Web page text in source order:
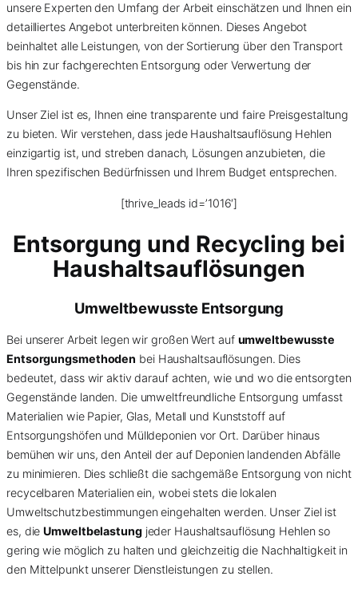
unsere Experten den Umfang der Arbeit einschätzen und Ihnen ein
detailliertes Angebot unterbreiten können. Dieses Angebot
beinhaltet alle Leistungen, von der Sortierung über den Transport
bis hin zur fachgerechten Entsorgung oder Verwertung der
Gegenstände.
Unser Ziel ist es, Ihnen eine transparente und faire Preisgestaltung
zu bieten. Wir verstehen, dass jede Haushaltsauflösung Hehlen
einzigartig ist, und streben danach, Lösungen anzubieten, die
Ihren spezifischen Bedürfnissen und Ihrem Budget entsprechen.
[thrive_leads id=’1016′]
Entsorgung und Recycling bei
Haushaltsauflösungen
Umweltbewusste Entsorgung
Bei unserer Arbeit legen wir großen Wert auf umweltbewusste
Entsorgungsmethoden bei Haushaltsauflösungen. Dies
bedeutet, dass wir aktiv darauf achten, wie und wo die entsorgten
Gegenstände landen. Die umweltfreundliche Entsorgung umfasst
Materialien wie Papier, Glas, Metall und Kunststoff auf
Entsorgungshöfen und Mülldeponien vor Ort. Darüber hinaus
bemühen wir uns, den Anteil der auf Deponien landenden Abfälle
zu minimieren. Dies schließt die sachgemäße Entsorgung von nicht
recycelbaren Materialien ein, wobei stets die lokalen
Umweltschutzbestimmungen eingehalten werden. Unser Ziel ist
es, dieUmweltbelastungjeder Haushaltsauflösung Hehlen so
gering wie möglich zu halten und gleichzeitig die Nachhaltigkeit in
den Mittelpunkt unserer Dienstleistungen zu stellen.